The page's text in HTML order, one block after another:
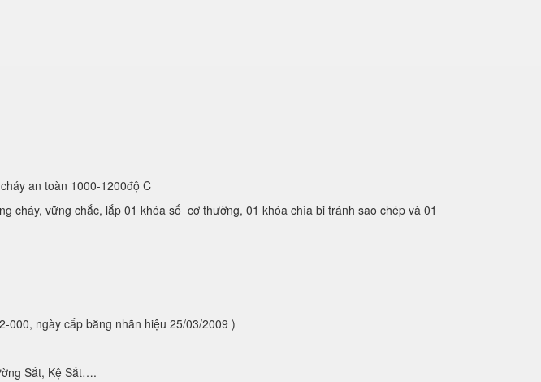
an toàn 1000-1200độ C
cháy, vững chắc, lắp 01 khóa số cơ thường, 01 khóa chìa bi tránh sao chép và 01
000, ngày cấp bằng nhãn hiệu 25/03/2009 )
Sắt, Kệ Sắt….